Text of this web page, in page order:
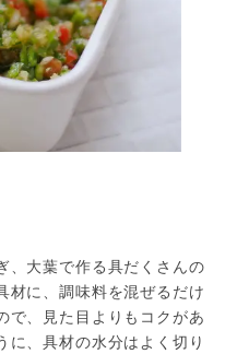
、大葉で作る具だくさんの
材に、調味料を混ぜるだけ
で、見た目よりもコクがあ
に、具材の水分はよく切り